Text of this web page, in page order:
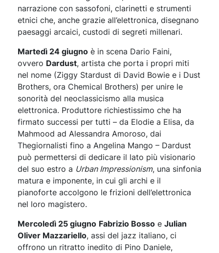
narrazione con sassofoni, clarinetti e strumenti
etnici che, anche grazie all’elettronica, disegnano
paesaggi arcaici, custodi di segreti millenari.
Martedì 24 giugno è in scena Dario Faini,
ovvero Dardust, artista che porta i propri miti
nel nome (Ziggy Stardust di David Bowie e i Dust
Brothers, ora Chemical Brothers) per unire le
sonorità del neoclassicismo alla musica
elettronica. Produttore richiestissimo che ha
firmato successi per tutti – da Elodie a Elisa, da
Mahmood ad Alessandra Amoroso, dai
Thegiornalisti fino a Angelina Mango – Dardust
può permettersi di dedicare il lato più visionario
del suo estro a Urban Impressionism, una sinfonia
matura e imponente, in cui gli archi e il
pianoforte accolgono le frizioni dell’elettronica
nel loro magistero.
Mercoledì 25 giugno Fabrizio Bosso e Julian
Oliver Mazzariello, assi del jazz italiano, ci
offrono un ritratto inedito di Pino Daniele,